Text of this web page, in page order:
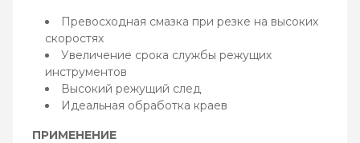
Превосходная смазка при резке на высоких
скоростях
Увеличение срока службы режущих
инструментов
Высокий режущий след
Идеальная обработка краев
ПРИМЕНЕНИЕ